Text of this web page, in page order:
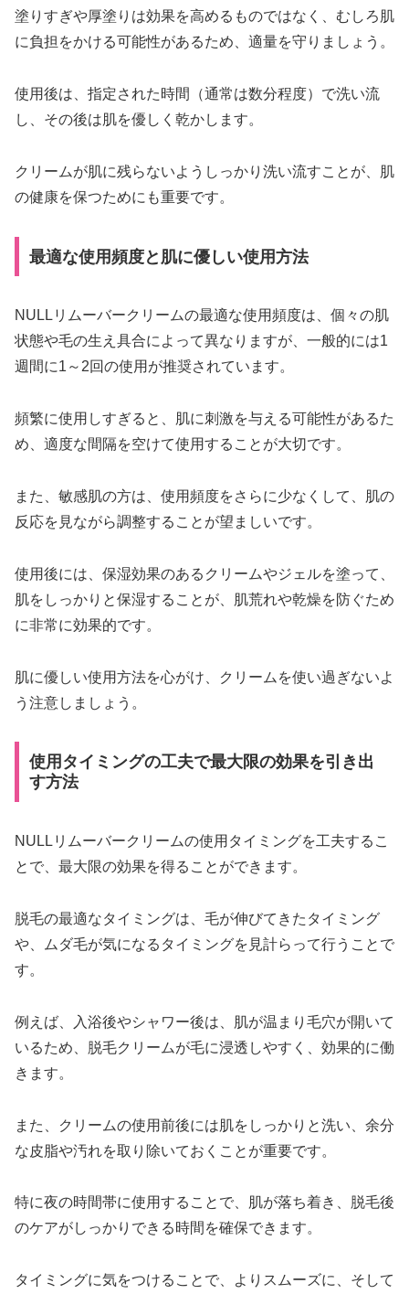
塗りすぎや厚塗りは効果を高めるものではなく、むしろ肌
に負担をかける可能性があるため、適量を守りましょう。
使用後は、指定された時間（通常は数分程度）で洗い流
し、その後は肌を優しく乾かします。
クリームが肌に残らないようしっかり洗い流すことが、肌
の健康を保つためにも重要です。
最適な使用頻度と肌に優しい使用方法
NULLリムーバークリームの最適な使用頻度は、個々の肌
状態や毛の生え具合によって異なりますが、一般的には1
週間に1～2回の使用が推奨されています。
頻繁に使用しすぎると、肌に刺激を与える可能性があるた
め、適度な間隔を空けて使用することが大切です。
また、敏感肌の方は、使用頻度をさらに少なくして、肌の
反応を見ながら調整することが望ましいです。
使用後には、保湿効果のあるクリームやジェルを塗って、
肌をしっかりと保湿することが、肌荒れや乾燥を防ぐため
に非常に効果的です。
肌に優しい使用方法を心がけ、クリームを使い過ぎないよ
う注意しましょう。
使用タイミングの工夫で最大限の効果を引き出
す方法
NULLリムーバークリームの使用タイミングを工夫するこ
とで、最大限の効果を得ることができます。
脱毛の最適なタイミングは、毛が伸びてきたタイミング
や、ムダ毛が気になるタイミングを見計らって行うことで
す。
例えば、入浴後やシャワー後は、肌が温まり毛穴が開いて
いるため、脱毛クリームが毛に浸透しやすく、効果的に働
きます。
また、クリームの使用前後には肌をしっかりと洗い、余分
な皮脂や汚れを取り除いておくことが重要です。
特に夜の時間帯に使用することで、肌が落ち着き、脱毛後
のケアがしっかりできる時間を確保できます。
タイミングに気をつけることで、よりスムーズに、そして